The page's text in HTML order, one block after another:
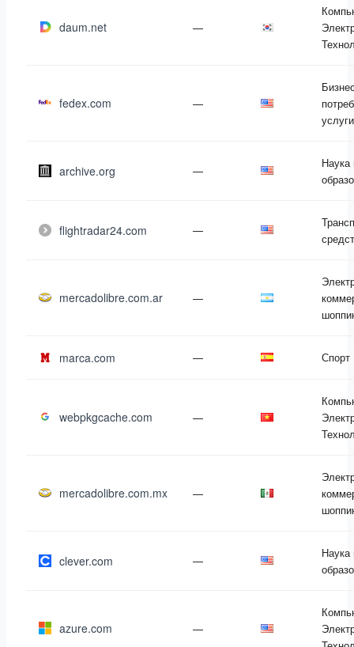
daum.net —
fedex.com —
услуги
archive.org —
Наука
flightradar24.com —
mercadolibre.com.ar —
marca.com — Спорт
webpkgcache.com —
mercadolibre.com.mx —
clever.com —
Наука
azure.com —